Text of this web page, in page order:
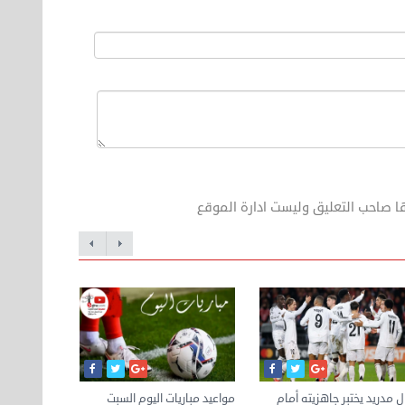
صاحب التعليق وليست ادارة الموقع
مواعيد مباريات اليوم السبت
مدريد يختبر جاهزيته أمام